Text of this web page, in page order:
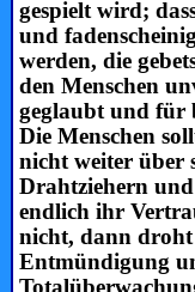
gespielt wird;
und
werden, die
den Menschen
geglaubt und für
Die Menschen
nicht weiter über
Drahtziehern
endlich ihr
nicht, dann
Entmündigung